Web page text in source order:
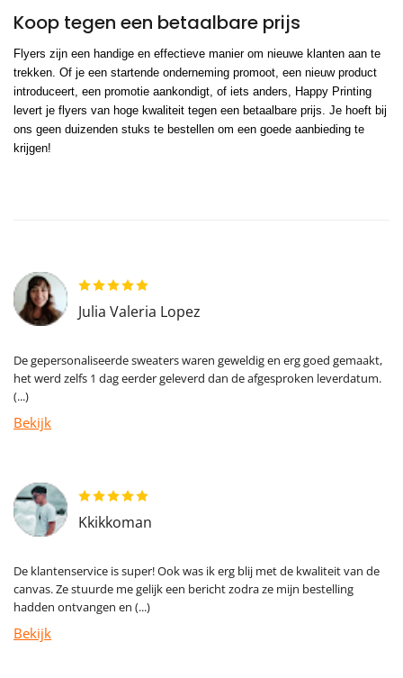
Koop tegen een betaalbare prijs
Flyers zijn een handige en effectieve manier om nieuwe klanten aan te
trekken. Of je een startende onderneming promoot, een nieuw product
introduceert, een promotie aankondigt, of iets anders, Happy Printing
levert je flyers van hoge kwaliteit tegen een betaalbare prijs. Je hoeft bij
ons geen duizenden stuks te bestellen om een goede aanbieding te
krijgen!
Julia Valeria Lopez
De gepersonaliseerde sweaters waren geweldig en erg goed gemaakt,
het werd zelfs 1 dag eerder geleverd dan de afgesproken leverdatum.
(...)
Bekijk
Kkikkoman
De klantenservice is super! Ook was ik erg blij met de kwaliteit van de
canvas. Ze stuurde me gelijk een bericht zodra ze mijn bestelling
hadden ontvangen en (...)
Bekijk